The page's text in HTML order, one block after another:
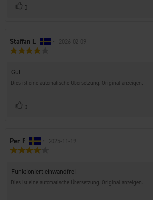
Stimme
0
Autor
der
Staffan L • Bewertungsdatum:
2026-02-09
Sternen
Rezensionstext:
Gut
Dies ist eine automatische Übersetzung. Original anzeigen.
Stimme
0
Autor
der
Per F • Bewertungsdatum:
2025-11-19
5
Sternen
Rezensionstext:
Funktioniert einwandfrei!
Dies ist eine automatische Übersetzung. Original anzeigen.